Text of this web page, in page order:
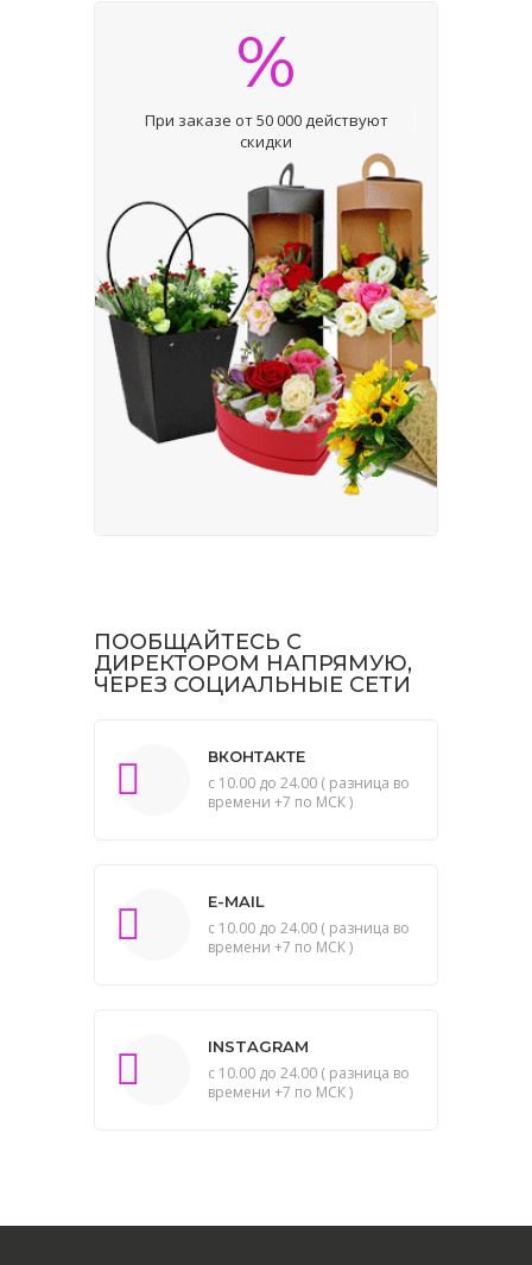
%
При заказе от 50 000 действуют
скидки
ПООБЩАЙТЕСЬ С
ДИРЕКТОРОМ НАПРЯМУЮ,
ЧЕРЕЗ СОЦИАЛЬНЫЕ СЕТИ
ВКОНТАКТЕ
с 10.00 до 24.00 ( разница во
времени +7 по МСК )
E-MAIL
с 10.00 до 24.00 ( разница во
времени +7 по МСК )
INSTAGRAM
с 10.00 до 24.00 ( разница во
времени +7 по МСК )